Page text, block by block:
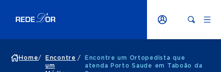
Home/
Encontre
um
/
Encontre um Ortopedista que
atenda Porto Saude em Taboão da